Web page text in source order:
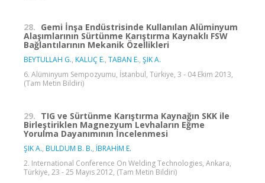
28. Gemi İnşa Endüstrisinde Kullanılan Alüminyum
Alaşımlarının Sürtünme Karıştırma Kaynaklı FSW
Bağlantılarının Mekanik Özellikleri
BEYTULLAH G., KALUÇ E., TABAN E., ŞIK A.
6. Alüminyum Sempozyumu, İstanbul, Türkiye, 3 - 04 Ekim 2013,
(Tam Metin Bildiri)
29. TIG ve Sürtünme Karıştırma Kaynağın SKK ile
Birleştiriklen Magnezyum Levhaların Eğme
Yorulma Dayanımının İncelenmesi
ŞIK A., BULDUM B. B., İBRAHİM E.
2. International Conference On Welding Technologies, Ankara,
Türkiye, 23 - 25 Mayıs 2012, (Tam Metin Bildiri)